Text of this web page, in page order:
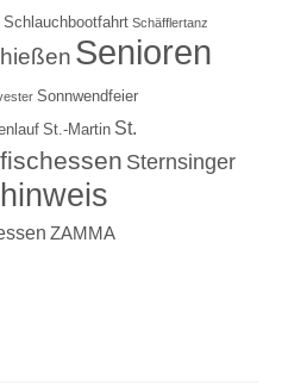
Schlauchbootfahrt Schäfflertanz
Senioren
Sonnwendfeier
St.-Martin St.
Sternsinger
ZAMMA